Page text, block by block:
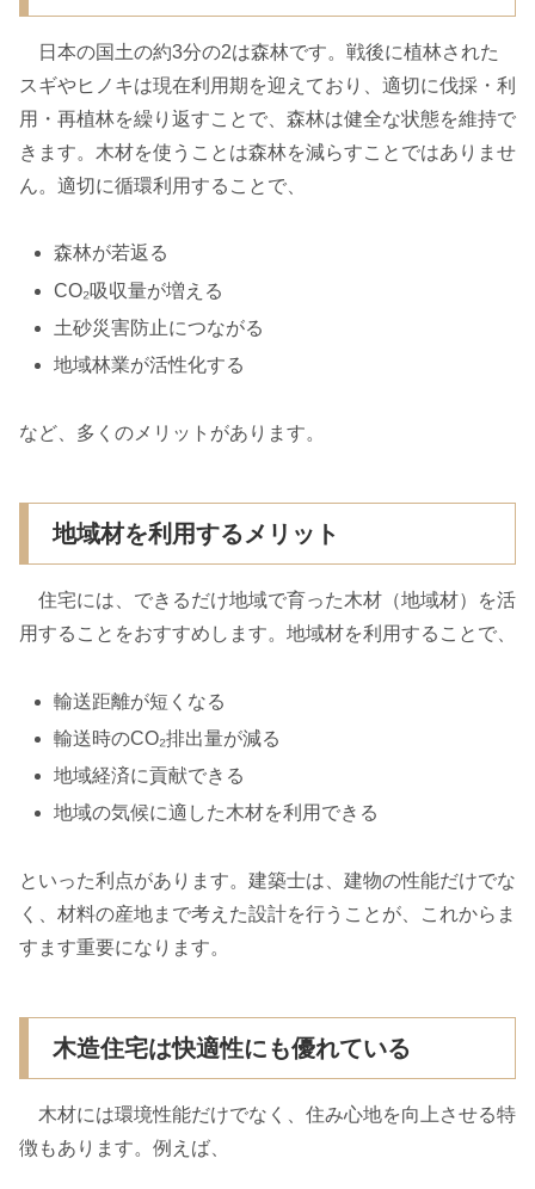
日本の国土の約3分の2は森林です。戦後に植林された
スギやヒノキは現在利用期を迎えており、適切に伐採・利
用・再植林を繰り返すことで、森林は健全な状態を維持で
きます。木材を使うことは森林を減らすことではありませ
ん。適切に循環利用することで、
森林が若返る
CO₂吸収量が増える
土砂災害防止につながる
地域林業が活性化する
など、多くのメリットがあります。
地域材を利用するメリット
住宅には、できるだけ地域で育った木材（地域材）を活
用することをおすすめします。地域材を利用することで、
輸送距離が短くなる
輸送時のCO₂排出量が減る
地域経済に貢献できる
地域の気候に適した木材を利用できる
といった利点があります。建築士は、建物の性能だけでな
く、材料の産地まで考えた設計を行うことが、これからま
すます重要になります。
木造住宅は快適性にも優れている
木材には環境性能だけでなく、住み心地を向上させる特
徴もあります。例えば、